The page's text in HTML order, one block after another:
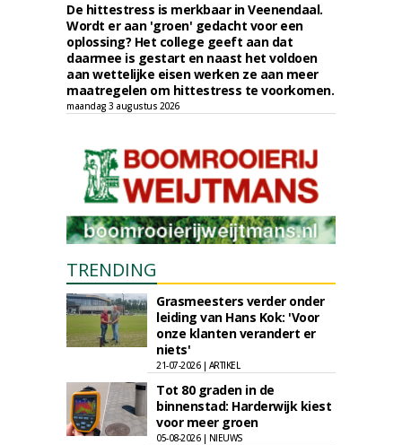
De hittestress is merkbaar in Veenendaal.
Wordt er aan 'groen' gedacht voor een
oplossing? Het college geeft aan dat
daarmee is gestart en naast het voldoen
aan wettelijke eisen werken ze aan meer
maatregelen om hittestress te voorkomen.
maandag 3 augustus 2026
TRENDING
Grasmeesters verder onder
leiding van Hans Kok: 'Voor
onze klanten verandert er
niets'
21-07-2026 | ARTIKEL
Tot 80 graden in de
binnenstad: Harderwijk kiest
voor meer groen
05-08-2026 | NIEUWS